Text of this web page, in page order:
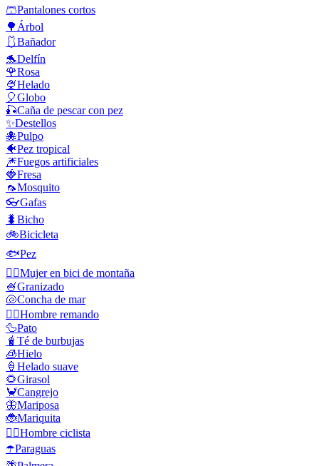
🩳Pantalones cortos
🌳 Árbol
🩱Bañador
🐬Delfín
🌹Rosa
🍨Helado
🎈Globo
🎣Caña de pescar con pez
✨Destellos
🐙Pulpo
🐠Pez tropical
🎆Fuegos artificiales
🍓Fresa
🦟Mosquito
👓Gafas
🐛 Bicho
🚲Bicicleta
🐟Pez
🚵‍♀️Mujer en bici de montaña
🍧Granizado
🐚Concha de mar
🚣‍♂️Hombre remando
🦆Pato
🧋 Té de burbujas
🧊Hielo
🍦 Helado suave
🌻Girasol
🦀Cangrejo
🦋Mariposa
🐞Mariquita
🚴‍♂️Hombre ciclista
☂️Paraguas